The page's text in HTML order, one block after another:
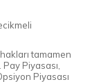
tamamen
Piyasası,
Piyasası